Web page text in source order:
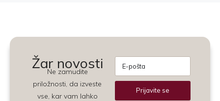
Žar novosti
Ne zamudite
priložnosti, da izveste
vse, kar vam lahko
Prijavite se